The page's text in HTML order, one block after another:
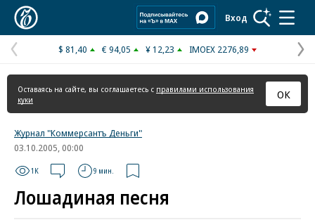
Вход
Предыдущая
страница
$ 81,40 € 94,05 ¥ 12,23 IMOEX 2276,89
Оставаясь на сайте, вы соглашаетесь с правилами использования
куки
ОК
Журнал "Коммерсантъ Деньги"
03.10.2005, 00:00
1K 9 мин.
Лошадиная песня